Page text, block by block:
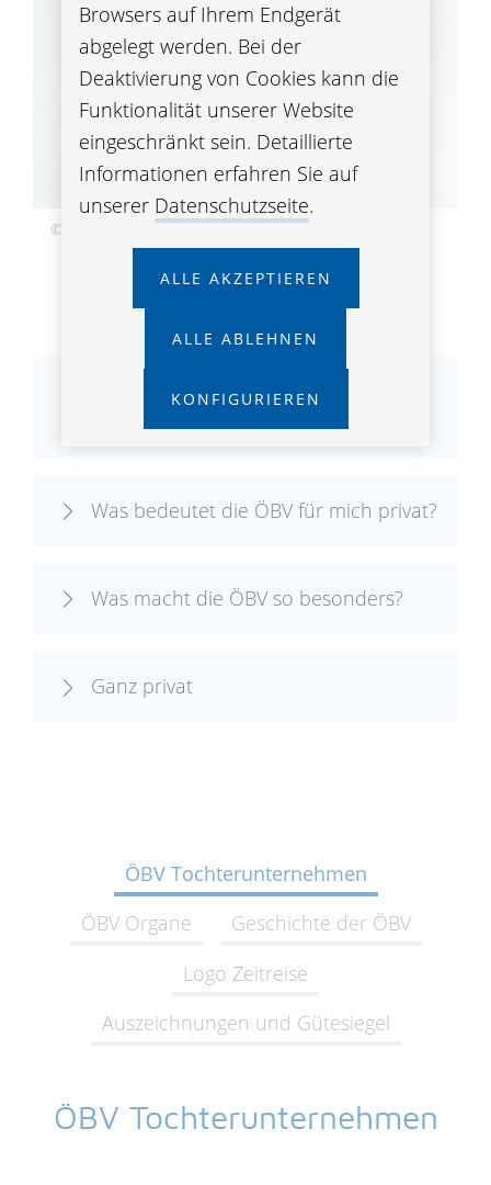
© Gerry Mayer-Rohrmoser, Abdruck honorarfrei
Ausbildung und beruflicher
Werdegang
Was bedeutet die ÖBV für mich privat?
Was macht die ÖBV so besonders?
Ganz privat
ÖBV Tochterunternehmen
ÖBV Organe
Geschichte der ÖBV
Logo Zeitreise
Auszeichnungen und Gütesiegel
ÖBV Tochterunternehmen
Browsers auf Ihrem Endgerät
abgelegt werden. Bei der
Deaktivierung von Cookies kann die
Funktionalität unserer Website
eingeschränkt sein. Detaillierte
Informationen erfahren Sie auf
unserer Datenschutzseite.
ALLE AKZEPTIEREN
ALLE ABLEHNEN
KONFIGURIEREN